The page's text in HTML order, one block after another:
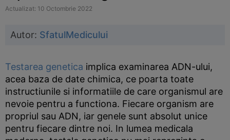
Actualizat: 10 Octombrie 2022
Autor: SfatulMedicului
Testarea genetica implica examinarea ADN-ului,
acea baza de date chimica, ce poarta toate
instructiunile si informatiile de care organismul are
nevoie pentru a functiona. Fiecare organism are
propriul sau ADN, iar genele sunt absolut unice
pentru fiecare dintre noi. In lumea medicala